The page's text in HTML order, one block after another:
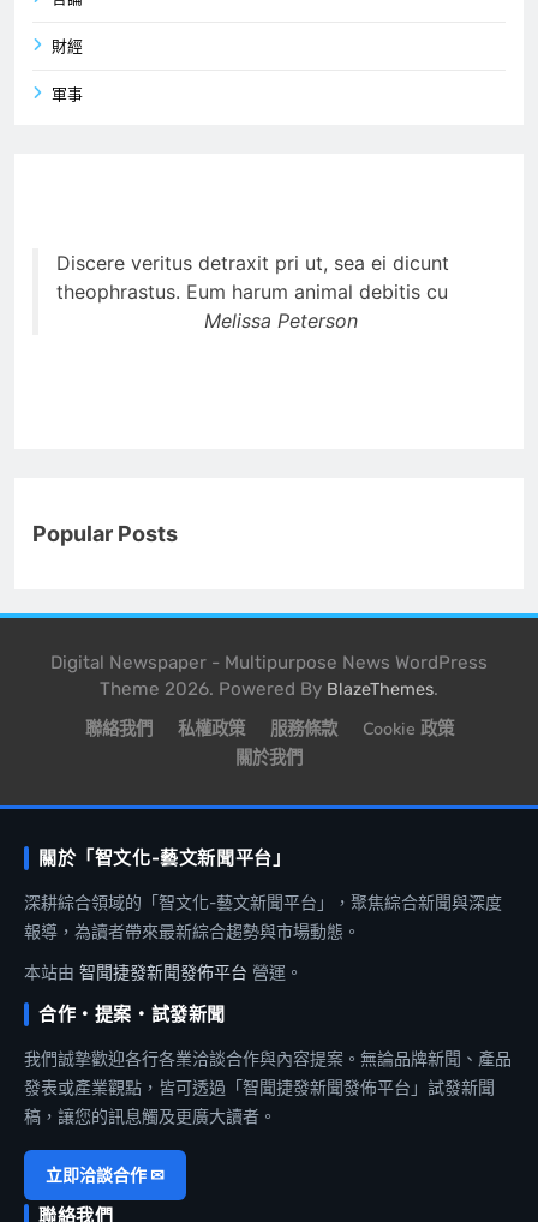
財經
軍事
Discere veritus detraxit pri ut, sea ei dicunt
theophrastus. Eum harum animal debitis cu
Melissa Peterson
Popular Posts
Digital Newspaper - Multipurpose News WordPress
Theme 2026. Powered By BlazeThemes.
聯絡我們 私權政策 服務條款
Cookie 政策
關於我們
關於「智文化-藝文新聞平台」
深耕綜合領域的「智文化-藝文新聞平台」，聚焦綜合新聞與深度
報導，為讀者帶來最新綜合趨勢與市場動態。
本站由 智聞捷發新聞發佈平台 營運。
合作・提案・試發新聞
我們誠摯歡迎各行各業洽談合作與內容提案。無論品牌新聞、產品
發表或產業觀點，皆可透過「智聞捷發新聞發佈平台」試發新聞
稿，讓您的訊息觸及更廣大讀者。
立即洽談合作 ✉
聯絡我們